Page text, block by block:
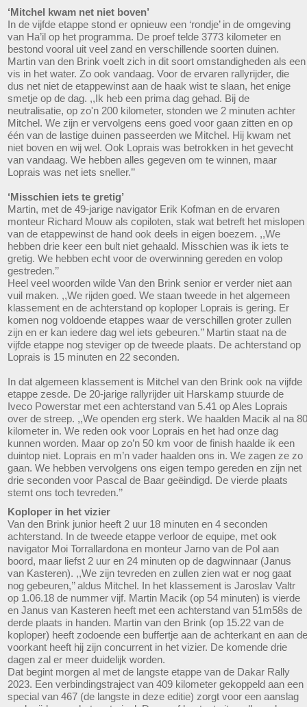
‘Mitchel kwam net niet boven’
In de vijfde etappe stond er opnieuw een ‘rondje’ in de omgeving
van Ha’il op het programma. De proef telde 3773 kilometer en
bestond vooral uit veel zand en verschillende soorten duinen.
Martin van den Brink voelt zich in dit soort omstandigheden als een
vis in het water. Zo ook vandaag. Voor de ervaren rallyrijder, die
dus net niet de etappewinst aan de haak wist te slaan, het enige
smetje op de dag. ,,Ik heb een prima dag gehad. Bij de
neutralisatie, op zo'n 200 kilometer, stonden we 2 minuten achter
Mitchel. We zijn er vervolgens eens goed voor gaan zitten en op
één van de lastige duinen passeerden we Mitchel. Hij kwam net
niet boven en wij wel. Ook Loprais was betrokken in het gevecht
van vandaag. We hebben alles gegeven om te winnen, maar
Loprais was net iets sneller.’’
‘Misschien iets te gretig’
Martin, met de 49-jarige navigator Erik Kofman en de ervaren
monteur Richard Mouw als copiloten, stak wat betreft het mislopen
van de etappewinst de hand ook deels in eigen boezem. ,,We
hebben drie keer een bult niet gehaald. Misschien was ik iets te
gretig. We hebben echt voor de overwinning gereden en volop
gestreden.’’
Heel veel woorden wilde Van den Brink senior er verder niet aan
vuil maken. ,,We rijden goed. We staan tweede in het algemeen
klassement en de achterstand op koploper Loprais is gering. Er
komen nog voldoende etappes waar de verschillen groter zullen
zijn en er kan iedere dag wel iets gebeuren.’’ Martin staat na de
vijfde etappe nog steviger op de tweede plaats. De achterstand op
Loprais is 15 minuten en 22 seconden.
In dat algemeen klassement is Mitchel van den Brink ook na vijfde
etappe zesde. De 20-jarige rallyrijder uit Harskamp stuurde de
Iveco Powerstar met een achterstand van 5.41 op Ales Loprais
over de streep. ,,We openden erg sterk. We haalden Macik al na 80
kilometer in. We reden ook voor Loprais en het had onze dag
kunnen worden. Maar op zo’n 50 km voor de finish haalde ik een
duintop niet. Loprais en m’n vader haalden ons in. We zagen ze zo
gaan. We hebben vervolgens ons eigen tempo gereden en zijn net
drie seconden voor Pascal de Baar geëindigd. De vierde plaats
stemt ons toch tevreden.’’
Koploper in het vizier
Van den Brink junior heeft 2 uur 18 minuten en 4 seconden
achterstand. In de tweede etappe verloor de equipe, met ook
navigator Moi Torrallardona en monteur Jarno van de Pol aan
boord, maar liefst 2 uur en 24 minuten op de dagwinnaar (Janus
van Kasteren). ,,We zijn tevreden en zullen zien wat er nog gaat
nog gebeuren,’’ aldus Mitchel. In het klassement is Jaroslav Valtr
op 1.06.18 de nummer vijf. Martin Macik (op 54 minuten) is vierde
en Janus van Kasteren heeft met een achterstand van 51m58s de
derde plaats in handen. Martin van den Brink (op 15.22 van de
koploper) heeft zodoende een buffertje aan de achterkant en aan de
voorkant heeft hij zijn concurrent in het vizier. De komende drie
dagen zal er meer duidelijk worden.
Dat begint morgen al met de langste etappe van de Dakar Rally
2023. Een verbindingstraject van 409 kilometer gekoppeld aan een
special van 467 (de langste in deze editie) zorgt voor een aanslag